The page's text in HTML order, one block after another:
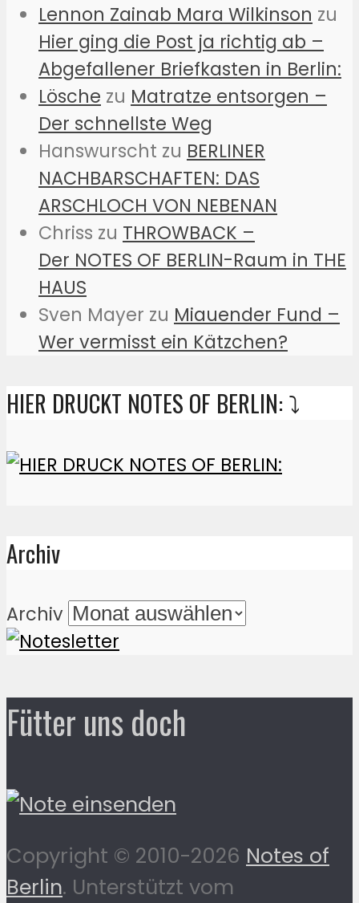
Lennon Zainab Mara Wilkinson zu
Hier ging die Post ja richtig ab –
Abgefallener Briefkasten in Berlin:
Lösche zu Matratze entsorgen –
Der schnellste Weg
Hanswurscht zu BERLINER
NACHBARSCHAFTEN: DAS
ARSCHLOCH VON NEBENAN
Chriss zu THROWBACK –
Der NOTES OF BERLIN-Raum in THE
HAUS
Sven Mayer zu Miauender Fund –
Wer vermisst ein Kätzchen?
HIER DRUCKT NOTES OF BERLIN: ⤵️
Archiv
Archiv
Fütter uns doch
Copyright © 2010-2026 Notes of
Berlin. Unterstützt vom